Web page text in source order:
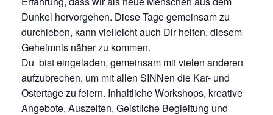
Dunkel hervorgehen. Diese Tage gemeinsam zu
durchleben, kann vielleicht auch Dir helfen, diesem
Geheimnis näher zu kommen.
Du bist eingeladen, gemeinsam mit vielen anderen
aufzubrechen, um mit allen SINNen die Kar- und
Ostertage zu feiern. Inhaltliche Workshops, kreative
Angebote, Auszeiten, Geistliche Begleitung und